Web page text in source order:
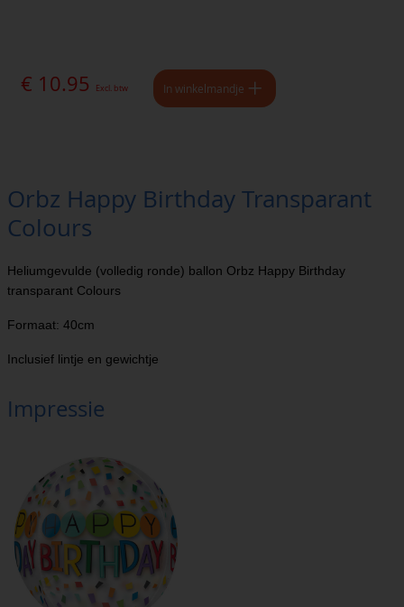
€ 10.95 Excl. btw In winkelmandje
Orbz Happy Birthday Transparant
Colours
Heliumgevulde (volledig ronde) ballon Orbz Happy Birthday
transparant Colours
Formaat: 40cm
Inclusief lintje en gewichtje
Impressie